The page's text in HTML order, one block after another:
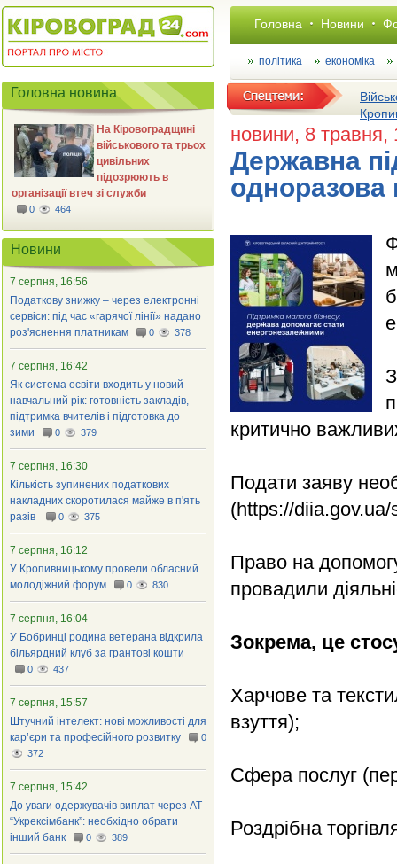
Головна Новини
політика економіка
новини, 8 травня,
Державна
одноразова
критично
Подати заяву
(https://
Право на
провадили
Зокрема, це
Харчове та
взуття);
Сфера послуг
Роздрібна
Головна новина
На Кіровоградщині
військового та трьох
цивільних
підозрюють в
організації втеч зі служби
0 464
Новини
7 серпня, 16:56
Податкову знижку – через електронні
сервіси: під час «гарячої лінії» надано
роз'яснення платникам
0 378
7 серпня, 16:42
Як система освіти входить у новий
навчальний рік: готовність закладів,
підтримка вчителів і підготовка до
зими
0 379
7 серпня, 16:30
Кількість зупинених податкових
накладних скоротилася майже в п'ять
разів
0 375
7 серпня, 16:12
У Кропивницькому провели обласний
молодіжний форум
0 830
7 серпня, 16:04
У Бобринці родина ветерана відкрила
більярдний клуб за грантові кошти
0 437
7 серпня, 15:57
Штучний інтелект: нові можливості для
кар’єри та професійного розвитку
0
372
7 серпня, 15:42
До уваги одержувачів виплат через АТ
“Укрексімбанк”: необхідно обрати
інший банк
0 389